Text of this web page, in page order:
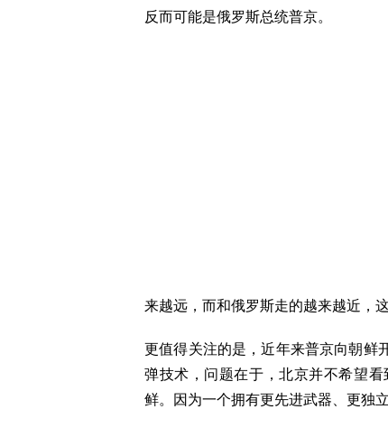
反而可能是俄罗斯总统普京。
来越远，而和俄罗斯走的越来越近
更值得关注的是，近年来普京向朝鲜
弹技术，问题在于，北京并不希望
鲜。因为一个拥有更先进武器、更